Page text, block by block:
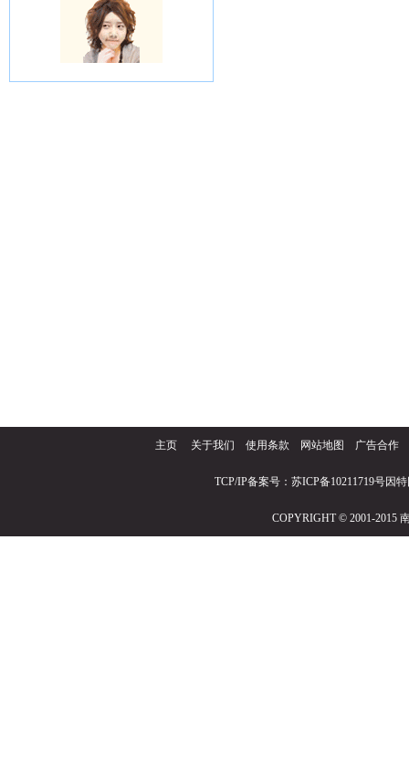
主页 关于我们 使用条款 网站地图 广告合作
TCP/IP备案号：苏ICP备10211719号因
COPYRIGHT © 2001-2015